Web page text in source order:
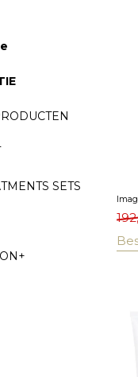
SETS